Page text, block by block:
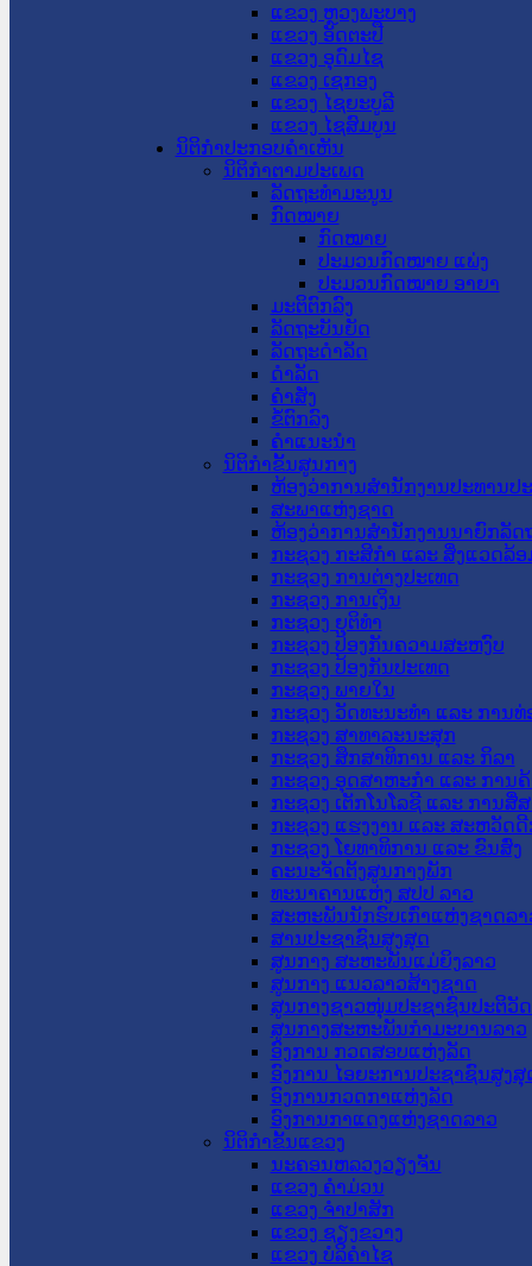
ແຂວງ ຫຼວງພະບາງ
ແຂວງ ອັດຕະປື
ແຂວງ ອຸດົມໄຊ
ແຂວງ ເຊກອງ
ແຂວງ ໄຊຍະບູລີ
ແຂວງ ໄຊສົມບູນ
ນິຕິກໍາປະກອບຄໍາເຫັນ
ນິຕິກໍາຕາມປະເພດ
ລັດຖະທໍາມະນູນ
ກົດໝາຍ
ກົດໝາຍ
ປະມວນກົດໝາຍ ແພ່ງ
ປະມວນກົດໝາຍ ອາຍາ
ມະຕິຕົກລົງ
ລັດຖະບັນຍັດ
ລັດຖະດໍາລັດ
ດໍາລັດ
ຄໍາສັ່ງ
ຂໍ້ຕົກລົງ
ຄໍາແນະນໍາ
ນິຕິກຳຂັ້ນສູນກາງ
ຫ້ອງວ່າການສໍານັກງານປະທານປ
ສະພາແຫ່ງຊາດ
ຫ້ອງວ່າການສຳນັກງານນາຍົກລັດ
ກະຊວງ ກະສິກຳ ແລະ ສິ່ງແວດລ້ອ
ກະຊວງ ການຕ່າງປະເທດ
ກະຊວງ ການເງິນ
ກະຊວງ ຍຸຕິທໍາ
ກະຊວງ ປ້ອງກັນຄວາມສະຫງົບ
ກະຊວງ ປ້ອງກັນປະເທດ
ກະຊວງ ພາຍໃນ
ກະຊວງ ວັດທະນະທຳ ແລະ ການທ່
ກະຊວງ ສາທາລະນະສຸກ
ກະຊວງ ສຶກສາທິການ ແລະ ກິລາ
ກະຊວງ ອຸດສາຫະກຳ ແລະ ການຄ້
ກະຊວງ ເຕັກໂນໂລຊີ ແລະ ການສື່
ກະຊວງ ແຮງງານ ແລະ ສະຫວັດ
ກະຊວງ ໂຍທາທິການ ແລະ ຂົນສົ່ງ
ຄະນະຈັດຕັ້ງສູນກາງພັກ
ທະນາຄານແຫ່ງ ສປປ ລາວ
ສະຫະພັນນັກຮົບເກົ່າແຫ່ງຊາດລາ
ສານປະຊາຊົນສູງສຸດ
ສູນກາງ ສະຫະພັນແມ່ຍິງລາວ
ສູນກາງ ແນວລາວສ້າງຊາດ
ສູນກາງຊາວໜຸ່ມປະຊາຊົນປະຕິວັ
ສູນກາງສະຫະພັນກຳມະບານລາວ
ອົງການ ກວດສອບແຫ່ງລັດ
ອົງການ ໄອຍະການປະຊາຊົນສູງສຸ
ອົງການກວດກາແຫ່ງລັດ
ອົງການກາແດງແຫ່ງຊາດລາວ
ນິຕິກໍາຂັ້ນແຂວງ
ນະ​ຄອນ​ຫລວງວຽງຈັນ
ແຂວງ ຄໍາມ່ວນ
ແຂວງ ຈໍາປາສັກ
ແຂວງ ຊຽງຂວາງ
ແຂວງ ບໍລິຄໍາໄຊ